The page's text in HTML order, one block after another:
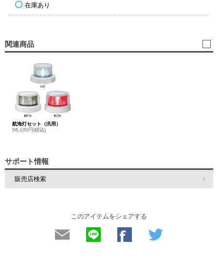
在庫あり
関連商品
航海灯セット（汎用）
56,100円(税込)
サポート情報
販売店検索
このアイテムをシェアする